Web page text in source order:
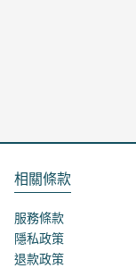
相關條款
服務條款
隱私政策
退款政策